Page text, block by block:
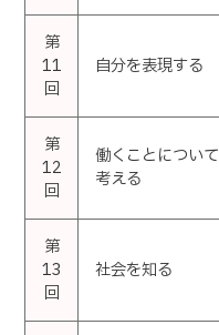
第
11
回
自分を表現する
第
12
回
働くことについて
考える
第
13
回
社会を知る